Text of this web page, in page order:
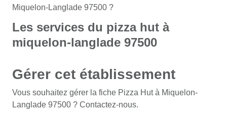
Miquelon-Langlade 97500 ?
Les services du pizza hut à
miquelon-langlade 97500
Gérer cet établissement
Vous souhaitez gérer la fiche Pizza Hut à Miquelon-
Langlade 97500 ? Contactez-nous.